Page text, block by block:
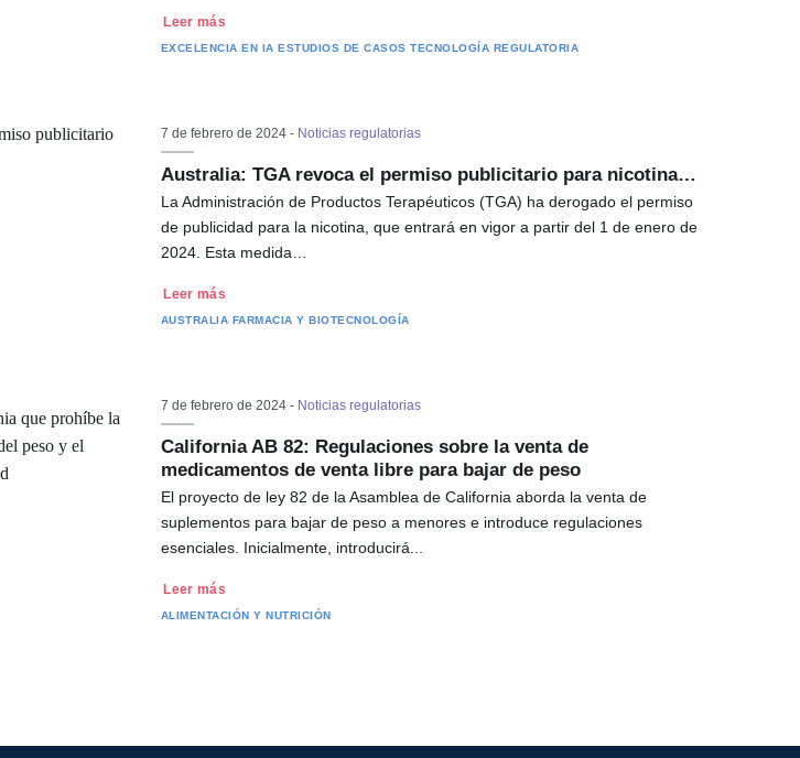
Leer más
EXCELENCIA EN IA ESTUDIOS DE CASOS TECNOLOGÍA REGULATORIA
7 de febrero de 2024 - Noticias regulatorias
Australia: TGA revoca el permiso publicitario para nicotina…
La Administración de Productos Terapéuticos (TGA) ha derogado el permiso
de publicidad para la nicotina, que entrará en vigor a partir del 1 de enero de
2024. Esta medida…
Leer más
AUSTRALIA FARMACIA Y BIOTECNOLOGÍA
7 de febrero de 2024 - Noticias regulatorias
California AB 82: Regulaciones sobre la venta de
medicamentos de venta libre para bajar de peso
El proyecto de ley 82 de la Asamblea de California aborda la venta de
suplementos para bajar de peso a menores e introduce regulaciones
esenciales. Inicialmente, introducirá...
Leer más
ALIMENTACIÓN Y NUTRICIÓN